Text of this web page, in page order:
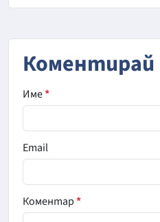
Коментирай
Име*
Email
Коментар*